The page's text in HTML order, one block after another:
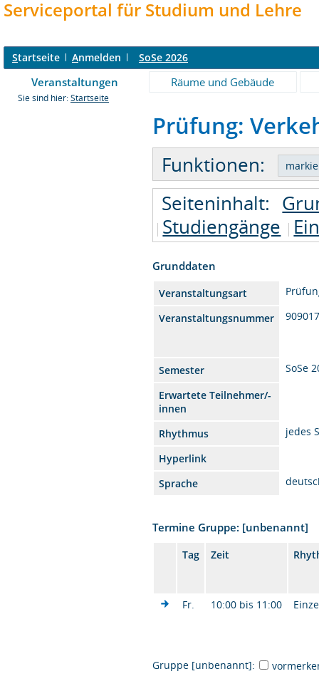
Serviceportal für Studium und Lehre
Startseite Anmelden SoSe 2026
Veranstaltungen Räume und Gebäude
Sie sind hier: Startseite
Prüfung:
Funktionen:
Seiteninhalt:
Studiengänge
Grunddaten
Veranstaltungsart
Veranstaltungsnummer
Semester
SoSe
Erwartete Teilnehmer/-
innen
Rhythmus
jedes
Hyperlink
Sprache
Termine Gruppe: [unbenannt]
Tag Zeit
Fr. 10:00 bis 11:00
Gruppe [unbenannt]: